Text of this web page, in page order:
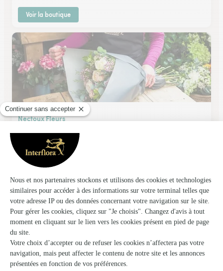
Voir la boutique
Nectoux Fleurs
Bourg en Bresse
★4.6 (83)
116, boulevard de Brou